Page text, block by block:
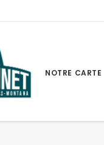
NOTRE CARTE